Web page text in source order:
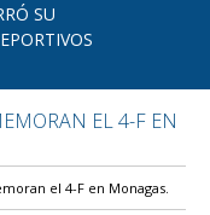
SU
EL 4-F EN
el 4-F en Monagas.